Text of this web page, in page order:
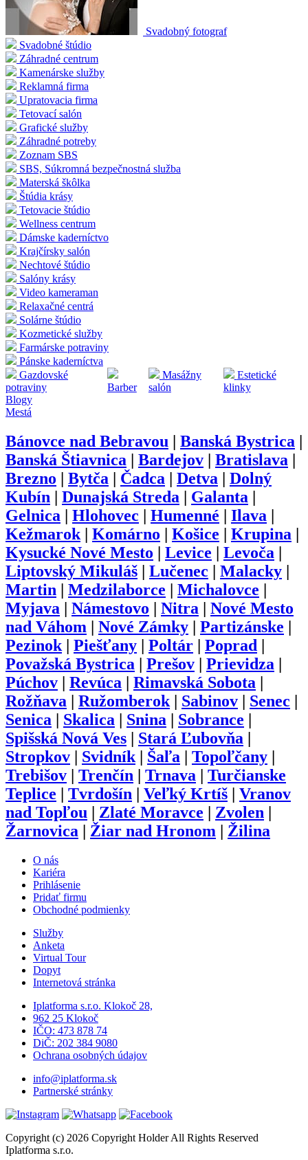
Svadobný fotograf
Svadobné štúdio
Záhradné centrum
Kamenárske služby
Reklamná firma
Upratovacia firma
Tetovací salón
Grafické služby
Záhradné potreby
Zoznam SBS
SBS, Súkromná bezpečnostná služba
Materská škôlka
Štúdia krásy
Tetovacie štúdio
Wellness centrum
Dámske kaderníctvo
Krajčírsky salón
Nechtové štúdio
Salóny krásy
Video kameraman
Relaxačné centrá
Solárne štúdio
Kozmetické služby
Farmárske potraviny
Pánske kaderníctva
Gazdovské
potraviny
Barber
Masážny
salón
Estetické
klinky
Blogy
Mestá
Bánovce nad Bebravou Banská Bystrica
Banská Štiavnica
Bardejov Bratislava
Brezno
Bytča Čadca Detva
Dolný
Kubín
Dunajská Streda Galanta
Gelnica
Hlohovec Humenné Ilava
Kežmarok| Komárno Košice Krupina
Kysucké Nové Mesto
Levice Levoča
Liptovský Mikuláš
Lučenec Malacky
Martin
Medzilaborce Michalovce
Myjava
Námestovo Nitra
Nové Mesto
nad Váhom
Nové Zámky Partizánske
Pezinok| Piešťany Poltár Poprad
Považská Bystrica
Prešov Prievidza
Púchov
Revúca Rimavská Sobota
Rožňava
Ružomberok| Sabinov Senec
Senica
Skalica Snina Sobrance
Spišská Nová Ves
Stará Ľubovňa
Stropkov
Svidník| Šaľa Topoľčany
Trebišov
Trenčín Trnava
Turčianske
Teplice
Tvrdošín Veľký Krtíš
Vranov
nad Topľou
Zlaté Moravce Zvolen
Žarnovica
Žiar nad Hronom Žilina
O nás
Kariéra
Prihlásenie
Pridať firmu
Obchodné podmienky
Služby
Anketa
Virtual Tour
Dopyt
Internetová stránka
Iplatforma s.r.o. Klokoč 28,
962 25 Klokoč
IČO: 473 878 74
DiČ: 202 384 9080
Ochrana osobných údajov
info@iplatforma.sk
Partnerské stránky
Copyright (c) 2026 Copyright Holder All Rights Reserved
Iplatforma s.r.o.